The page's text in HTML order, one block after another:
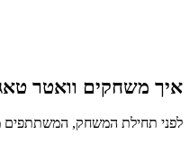
איך משחקים וואטר
לפני תחילת המשחק, המשתתפים